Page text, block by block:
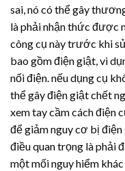
sai, nó có thể gây
là phải nhận thức được
công cụ này trước khi
bao gồm điện giật, vì
nối điện. nếu dụng cụ
thể gây điện giật chết
xem tay cầm cách điện
để giảm nguy cơ bị
điều quan trọng là phải
một mối nguy hiểm